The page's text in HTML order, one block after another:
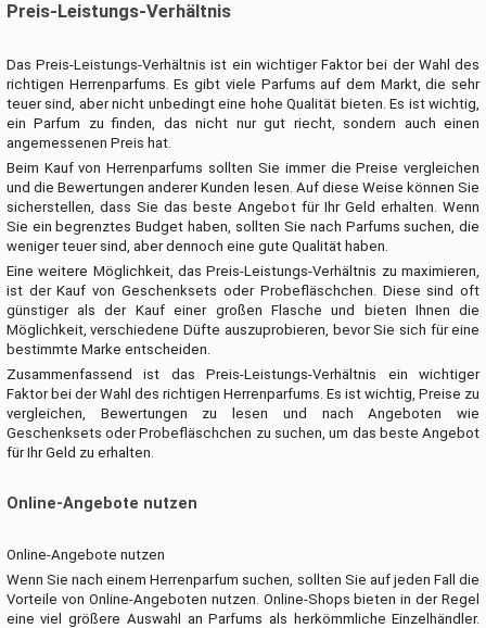
Preis-Leistungs-Verhältnis
Das Preis-Leistungs-Verhältnis ist ein wichtiger Faktor bei der Wahl des
richtigen Herrenparfums. Es gibt viele Parfums auf dem Markt, die sehr
teuer sind, aber nicht unbedingt eine hohe Qualität bieten. Es ist wichtig,
ein Parfum zu finden, das nicht nur gut riecht, sondern auch einen
angemessenen Preis hat.
Beim Kauf von Herrenparfums sollten Sie immer die Preise vergleichen
und die Bewertungen anderer Kunden lesen. Auf diese Weise können Sie
sicherstellen, dass Sie das beste Angebot für Ihr Geld erhalten. Wenn
Sie ein begrenztes Budget haben, sollten Sie nach Parfums suchen, die
weniger teuer sind, aber dennoch eine gute Qualität haben.
Eine weitere Möglichkeit, das Preis-Leistungs-Verhältnis zu maximieren,
ist der Kauf von Geschenksets oder Probefläschchen. Diese sind oft
günstiger als der Kauf einer großen Flasche und bieten Ihnen die
Möglichkeit, verschiedene Düfte auszuprobieren, bevor Sie sich für eine
bestimmte Marke entscheiden.
Zusammenfassend ist das Preis-Leistungs-Verhältnis ein wichtiger
Faktor bei der Wahl des richtigen Herrenparfums. Es ist wichtig, Preise zu
vergleichen, Bewertungen zu lesen und nach Angeboten wie
Geschenksets oder Probefläschchen zu suchen, um das beste Angebot
für Ihr Geld zu erhalten.
Online-Angebote nutzen
Online-Angebote nutzen
Wenn Sie nach einem Herrenparfum suchen, sollten Sie auf jeden Fall die
Vorteile von Online-Angeboten nutzen. Online-Shops bieten in der Regel
eine viel größere Auswahl an Parfums als herkömmliche Einzelhändler.